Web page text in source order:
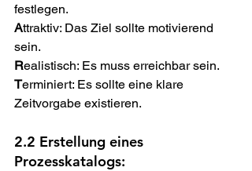
festlegen.
Attraktiv: Das Ziel sollte motivierend
sein.
Realistisch: Es muss erreichbar sein.
Terminiert: Es sollte eine klare
Zeitvorgabe existieren.
2.2 Erstellung eines
Prozesskatalogs: